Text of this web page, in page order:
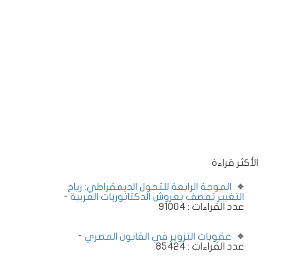
الأكثر قراءة
الموجة الرابعة للتحول الديمقراطي: رياح
التغيير تعصف بعروش الدكتاتوريات العربية -
عدد القراءات : 91004
عقوبات التزوير في القانون المصري -
عدد القراءات : 85424